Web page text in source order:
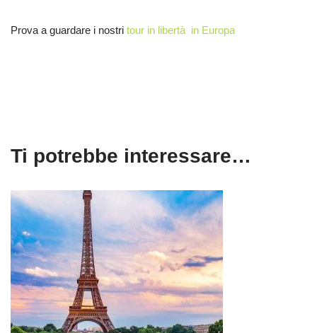
Prova a guardare i nostri tour in libertà in Europa
Ti potrebbe interessare…